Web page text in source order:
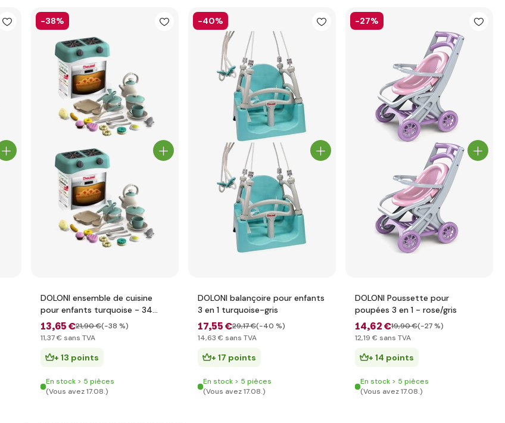
-38%
DOLONI ensemble de cuisine
pour enfants turquoise - 34
pièces accessoires 28cm x
19,5cm x 31,5cm
13,65 €21,90 €(-38 %)
11,37 € sans TVA
+ 13 points
En stock > 5 pièces
(Vous avez 17.08.)
-40%
DOLONI balançoire pour enfants
3 en 1 turquoise-gris
17,55 €29,17 €(-40 %)
14,63 € sans TVA
+ 17 points
En stock > 5 pièces
(Vous avez 17.08.)
-27%
DOLONI Poussette pour
poupées 3 en 1 - rose/gris
14,62 €19,90 €(-27 %)
12,19 € sans TVA
+ 14 points
En stock > 5 pièces
(Vous avez 17.08.)